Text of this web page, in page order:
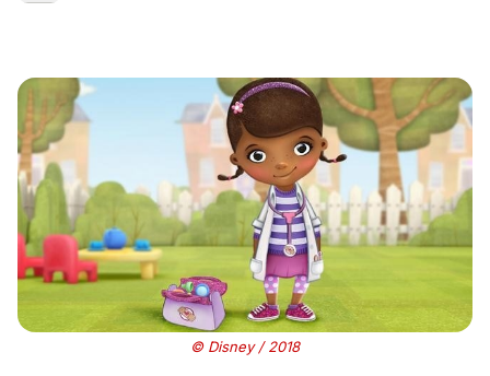
© Disney / 2018